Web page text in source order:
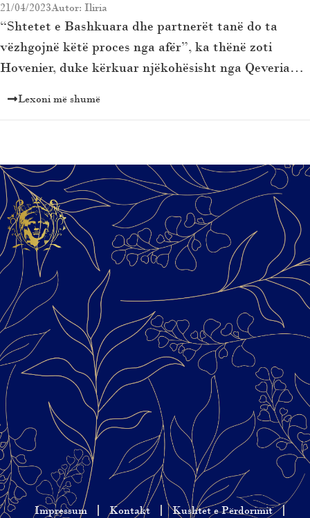
21/04/2023Autor: Iliria
“Shtetet e Bashkuara dhe partnerët tanë do ta
vëzhgojnë këtë proces nga afër”, ka thënë zoti
Hovenier, duke kërkuar njëkohësisht nga Qeveria…
Lexoni më shumë
Impressum Kontakt Kushtet e Përdorimit